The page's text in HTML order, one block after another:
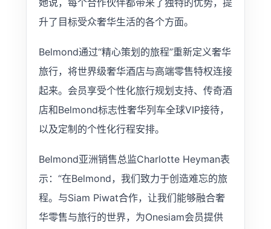
升了目标受众奢华生活的各个方面。
Belmond通过“精心策划的旅程”重新定义奢华
旅行，将世界级奢华酒店与高端零售特权连接
起来。会员享受个性化旅行规划支持、传奇酒
店和Belmond标志性奢华列车全球VIP接待，
以及定制的个性化行程安排。
Belmond亚洲销售总监Charlotte Heyman表
示：“在Belmond，我们致力于创造难忘的旅
程。与Siam Piwat合作，让我们能够融合奢
华零售与旅行的世界，为Onesiam会员提供